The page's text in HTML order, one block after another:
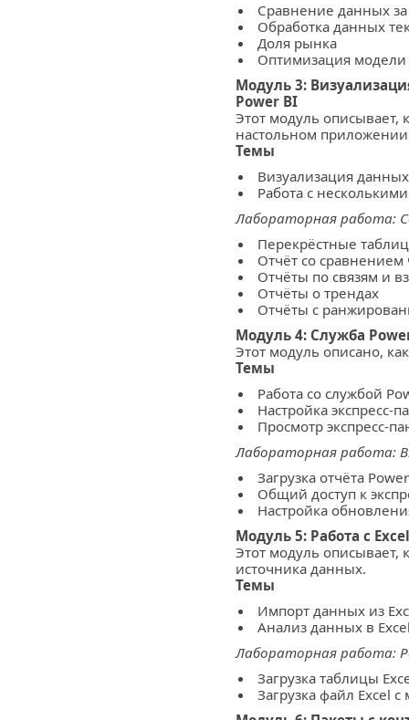
Сравнение данных за
Обработка данных
Доля рынка
Оптимизация
Модуль 3:
Power BI
Этот модуль описывает,
настольном
Темы
Визуализация данных
Работа с
Лабораторная работа:
Перекрёстные
Отчёт со сравнением
Отчёты по связям и
Отчёты о трендах
Отчёты с
Модуль 4: Служба
Этот модуль описано,
Темы
Работа со службой
Настройка экспресс-
Просмотр экспресс-
Лабораторная работа:
Загрузка отчёта
Общий доступ к
Настройка
Модуль 5: Работа с Excel
Этот модуль описывает,
источника данных.
Темы
Импорт данных из
Анализ данных в
Лабораторная работа:
Загрузка таблицы
Загрузка файл Excel